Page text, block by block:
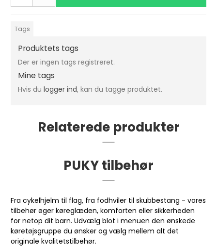
Tags
Produktets tags
Der er ingen tags registreret.
Mine tags
Hvis dulogger ind, kan du tagge produktet.
Relaterede produkter
PUKY tilbehør
Fra cykelhjelm til flag, fra fodhviler til skubbestang - vores
tilbehør øger køreglæden, komforten eller sikkerheden
for netop dit barn. Udvælg blot i menuen den ønskede
køretøjsgruppe du ønsker og vælg mellem alt det
originale kvalitetstilbehør.